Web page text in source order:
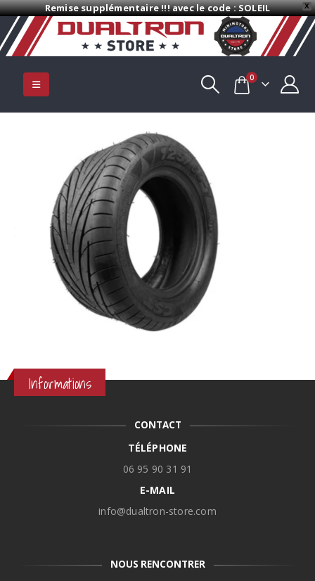
X
Remise supplémentaire !!! avec le code : SOLEIL
0
Informations
CONTACT
TÉLÉPHONE
06 95 90 31 91
E-MAIL
info@dualtron-store.com
NOUS RENCONTRER